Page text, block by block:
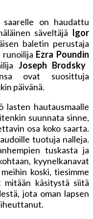
saarelle on haudattu
säveltäjä Igor
baletin perustaja
runoilija Ezra Poundin
Joseph Brodsky
ovat suosittuja
päivänä.
lasten hautausmaalle
suunnata sinne,
osa koko saarta.
tuotuja nalleja.
tuskasta ja
kyynelkanavat
koski, tiesimme
käsitystä siitä
jota oman lapsen